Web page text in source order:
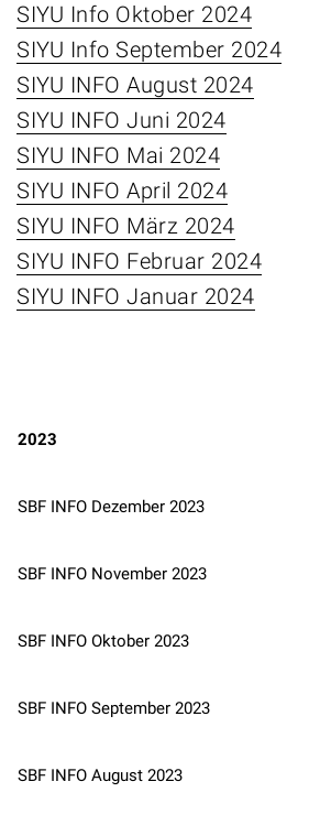
SIYU Info Oktober 2024
SIYU Info September 2024
SIYU INFO August 2024
SIYU INFO Juni 2024
SIYU INFO Mai 2024
SIYU INFO April 2024
SIYU INFO März 2024
SIYU INFO Februar 2024
SIYU INFO Januar 2024
2023
SBF INFO Dezember 2023
SBF INFO November 2023
SBF INFO Oktober 2023
SBF INFO September 2023
SBF INFO August 2023